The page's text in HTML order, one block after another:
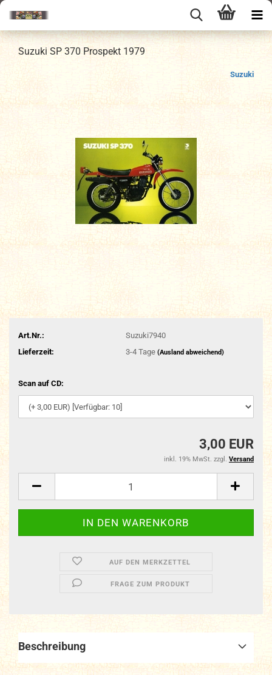
Suzuki SP 370 Prospekt 1979
Suzuki
Art.Nr.:
Suzuki7940
Lieferzeit:
3-4 Tage (Ausland abweichend)
Scan auf CD:
3,00 EUR
inkl. 19% MwSt. zzgl. Versand
AUF DEN MERKZETTEL
FRAGE ZUM PRODUKT
Beschreibung